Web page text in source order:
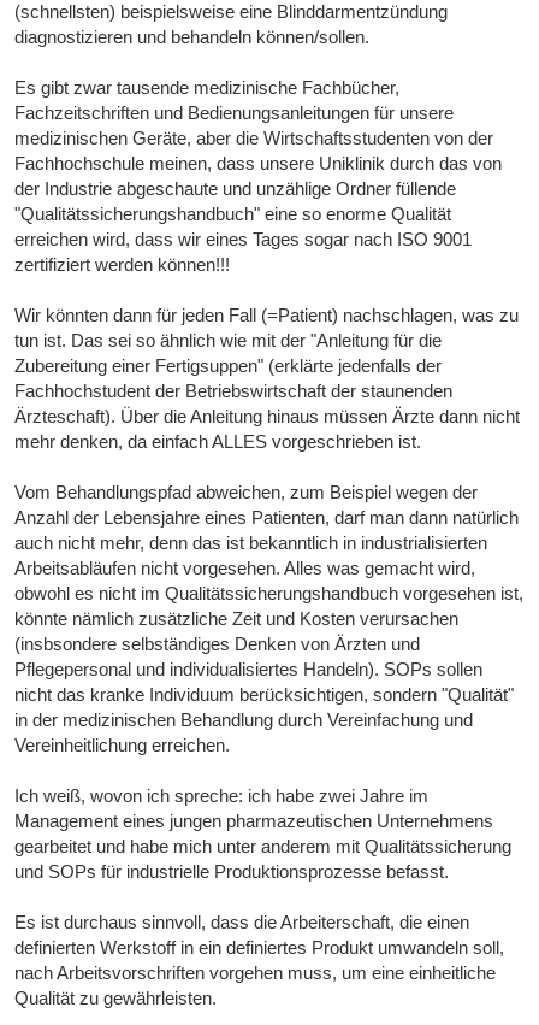
(schnellsten) beispielsweise eine Blinddarmentzündung
diagnostizieren und behandeln können/sollen.
Es gibt zwar tausende medizinische Fachbücher,
Fachzeitschriften und Bedienungsanleitungen für unsere
medizinischen Geräte, aber die Wirtschaftsstudenten von der
Fachhochschule meinen, dass unsere Uniklinik durch das von
der Industrie abgeschaute und unzählige Ordner füllende
"Qualitätssicherungshandbuch" eine so enorme Qualität
erreichen wird, dass wir eines Tages sogar nach ISO 9001
zertifiziert werden können!!!
Wir könnten dann für jeden Fall (=Patient) nachschlagen, was zu
tun ist. Das sei so ähnlich wie mit der "Anleitung für die
Zubereitung einer Fertigsuppen" (erklärte jedenfalls der
Fachhochstudent der Betriebswirtschaft der staunenden
Ärzteschaft). Über die Anleitung hinaus müssen Ärzte dann nicht
mehr denken, da einfach ALLES vorgeschrieben ist.
Vom Behandlungspfad abweichen, zum Beispiel wegen der
Anzahl der Lebensjahre eines Patienten, darf man dann natürlich
auch nicht mehr, denn das ist bekanntlich in industrialisierten
Arbeitsabläufen nicht vorgesehen. Alles was gemacht wird,
obwohl es nicht im Qualitätssicherungshandbuch vorgesehen ist,
könnte nämlich zusätzliche Zeit und Kosten verursachen
(insbsondere selbständiges Denken von Ärzten und
Pflegepersonal und individualisiertes Handeln). SOPs sollen
nicht das kranke Individuum berücksichtigen, sondern "Qualität"
in der medizinischen Behandlung durch Vereinfachung und
Vereinheitlichung erreichen.
Ich weiß, wovon ich spreche: ich habe zwei Jahre im
Management eines jungen pharmazeutischen Unternehmens
gearbeitet und habe mich unter anderem mit Qualitätssicherung
und SOPs für industrielle Produktionsprozesse befasst.
Es ist durchaus sinnvoll, dass die Arbeiterschaft, die einen
definierten Werkstoff in ein definiertes Produkt umwandeln soll,
nach Arbeitsvorschriften vorgehen muss, um eine einheitliche
Qualität zu gewährleisten.